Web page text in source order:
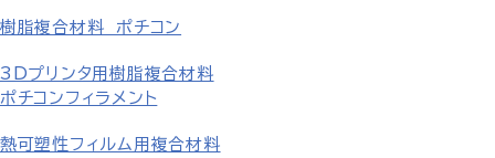
樹脂複合材料 ポチコン
3Dプリンタ用樹脂複合材料
ポチコンフィラメント
熱可塑性フィルム用複合材料